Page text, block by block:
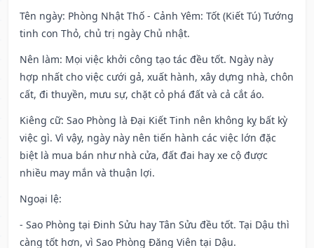
Tên ngày: Phòng Nhật Thố - Cảnh Yêm: Tốt (Kiết Tú) Tướng
tinh con Thỏ, chủ trị ngày Chủ nhật.
Nên làm: Mọi việc khởi công tạo tác đều tốt. Ngày này
hợp nhất cho việc cưới gả, xuất hành, xây dựng nhà, chôn
cất, đi thuyền, mưu sự, chặt cỏ phá đất và cả cắt áo.
Kiêng cữ: Sao Phòng là Đại Kiết Tinh nên không kỵ bất kỳ
việc gì. Vì vậy, ngày này nên tiến hành các việc lớn đặc
biệt là mua bán như nhà cửa, đất đai hay xe cộ được
nhiều may mắn và thuận lợi.
Ngoại lệ:
- Sao Phòng tại Đinh Sửu hay Tân Sửu đều tốt. Tại Dậu thì
càng tốt hơn, vì Sao Phòng Đăng Viên tại Dậu.